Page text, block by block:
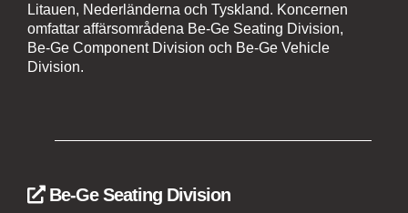
Litauen, Nederländerna och Tyskland. Koncernen
omfattar affärsområdena Be-Ge Seating Division,
Be-Ge Component Division och Be-Ge Vehicle
Division.
Be-Ge Seating Division